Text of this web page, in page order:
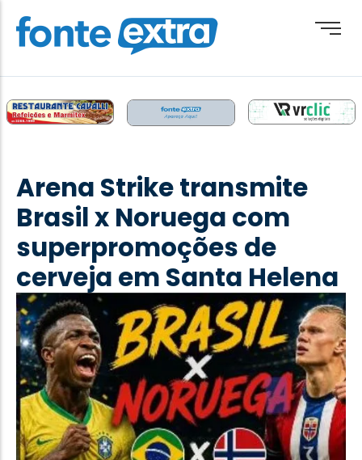
Destaque
Esporte
Geral
Obituário
Paraguai
Paraná
Política
Santa Helena e Região
Saúde e Bem-Estar
Arena Strike transmite
Brasil x Noruega com
superpromoções de
cerveja em Santa Helena